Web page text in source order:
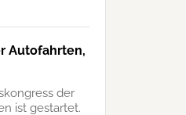
Autofahrten,
der
ist gestartet.